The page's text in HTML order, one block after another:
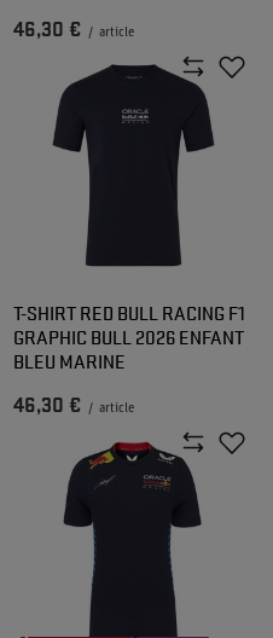
46,30 € / article
T-SHIRT RED BULL RACING F1
GRAPHIC BULL 2026 ENFANT
BLEU MARINE
46,30 € / article